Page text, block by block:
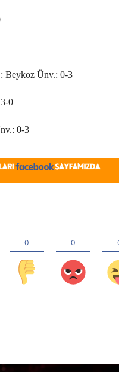
Beykoz Ünv.: 0-3
0
0-3